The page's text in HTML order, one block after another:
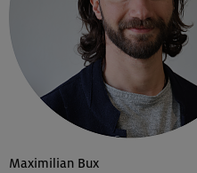
Maximilian Bux